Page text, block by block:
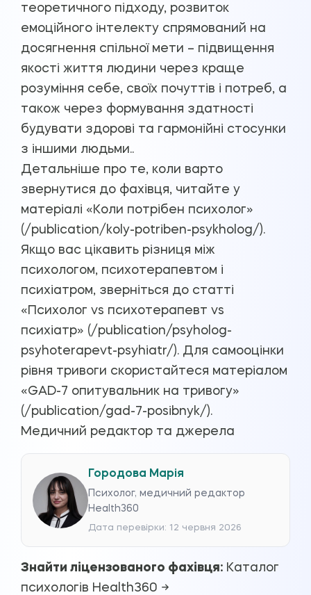
теоретичного підходу, розвиток
емоційного інтелекту спрямований на
досягнення спільної мети – підвищення
якості життя людини через краще
розуміння себе, своїх почуттів і потреб, а
також через формування здатності
будувати здорові та гармонійні стосунки
з іншими людьми..
Детальніше про те, коли варто
звернутися до фахівця, читайте у
матеріалі «Коли потрібен психолог»
(/publication/koly-potriben-psykholog/).
Якщо вас цікавить різниця між
психологом, психотерапевтом і
психіатром, зверніться до статті
«Психолог vs психотерапевт vs
психіатр» (/publication/psyholog-
psyhoterapevt-psyhiatr/). Для самооцінки
рівня тривоги скористайтеся матеріалом
«GAD-7 опитувальник на тривогу»
(/publication/gad-7-posibnyk/).
Медичний редактор та джерела
Городова Марія
Психолог, медичний редактор
Health360
Дата перевірки: 12 червня 2026
Знайти ліцензованого фахівця: Каталог
психологів Health360 →